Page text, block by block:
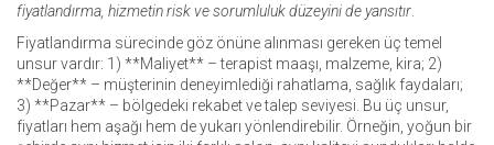
fiyatlandırma, hizmetin risk ve sorumluluk düzeyini de yansıtır
Fiyatlandırma sürecinde göz önüne alınması gereken üç temel
unsur vardır: 1) **Maliyet** – terapist maaşı, malzeme, kira; 2)
**Değer** – müşterinin deneyimlediği rahatlama, sağlık faydaları;
3) **Pazar** – bölgedeki rekabet ve talep seviyesi. Bu üç unsur,
fiyatları hem aşağı hem de yukarı yönlendirebilir. Örneğin, yoğun bir